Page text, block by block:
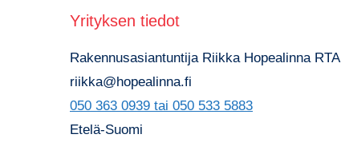
Yrityksen tiedot
Rakennusasiantuntija Riikka Hopealinna RTA
riikka@hopealinna.fi
050 363 0939 tai 050 533 5883
Etelä-Suomi